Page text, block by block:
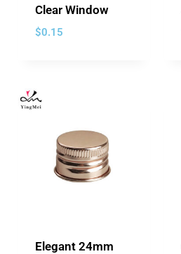
Clear Window
$0.15
Elegant 24mm